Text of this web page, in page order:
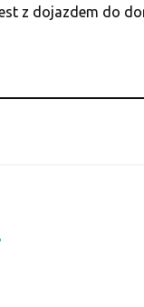
z dojazdem do